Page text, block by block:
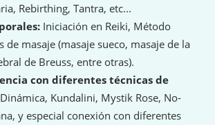
Rebirthing, Tantra, etc...
Iniciación en Reiki, Método
de masaje (masaje sueco, masaje de la
de Breuss, entre otras).
con diferentes técnicas de
Dinámica, Kundalini, Mystik Rose, No-
y especial conexión con diferentes